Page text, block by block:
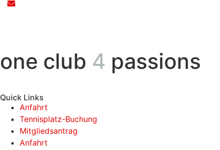
one club 4 passions
Quick Links
Anfahrt
Tennisplatz-Buchung
Mitgliedsantrag
Anfahrt